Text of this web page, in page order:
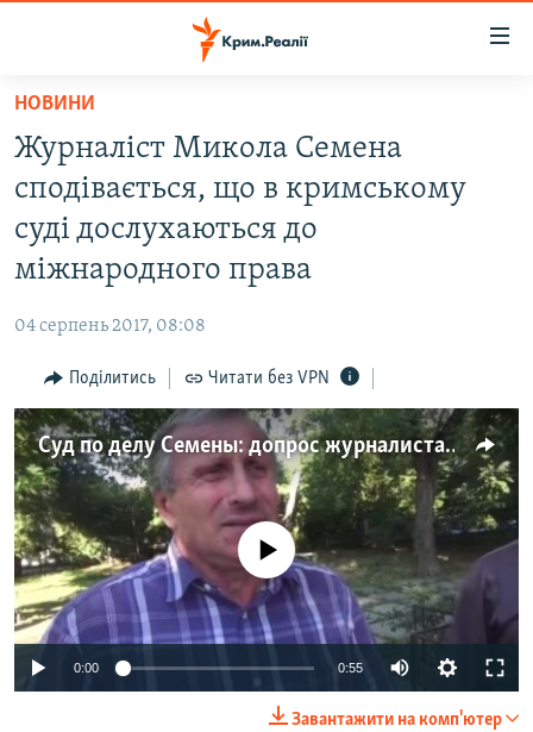
Перейти
основного
матеріалу
Перейти
до
основної
Перейти
пошуку
ВОДА.КРИМ
ВІДЕО ТА ФОТО
ПОЛІТИКА
ПОГЛЯД
ІНТЕРВ'Ю
ВСЕ ЗА ДЕНЬ
СПЕЦПРОЕКТИ
ДЕПОРТАЦІЯ
ВІДЕОУРОКИ «ELIFBE»
СВІДЧЕННЯ ОКУПАЦІЇ
УКРАЇНСЬКА ПРОБЛЕМА КРИМУ
ЯК ОБІЙТИ БЛОКУВАННЯ
Русский
Qırımtatar
ДОЛУЧАЙСЯ!
НОВИНИ
Журналіст Микола Семена
сподівається, що в кримському
суді дослухаються до
міжнародного права
04 серпень 2017, 08:08
Поділитись Читати без VPN
Суд по делу Семены: допрос журналиста и международное право (видео)
No media source currently available
0:00 0:55
Завантажити на комп'ютер